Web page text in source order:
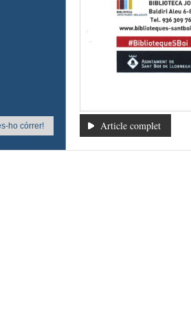
Article complet
ho córrer!